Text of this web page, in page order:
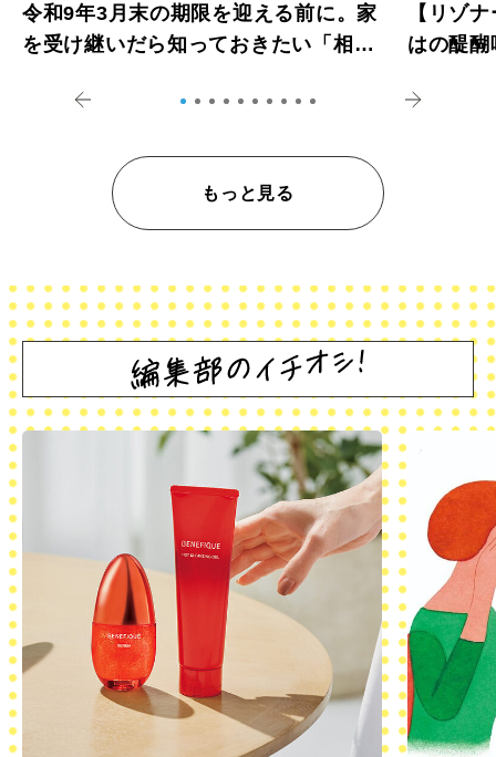
令和9年3月末の期限を迎える前に。家
を受け継いだら知っておきたい「相続
【リゾ
はの醍
もっと見る